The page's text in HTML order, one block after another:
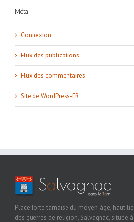
Méta
Connexion
Flux des publications
Flux des commentaires
Site de WordPress-FR
Place forte tarnaise du moyen-âge, haut
des guerres de religion, Salvagnac, située